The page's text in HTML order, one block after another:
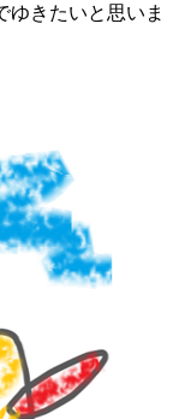
ゆきたいと思いま